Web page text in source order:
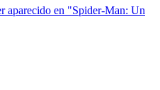
aparecido en "Spider-Man: Un